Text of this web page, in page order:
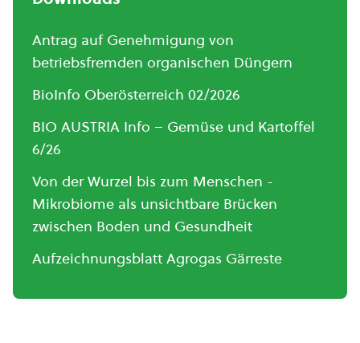
Antrag auf Genehmigung von
betriebsfremden organischen Düngern
BioInfo Oberösterreich 02/2026
BIO AUSTRIA Info – Gemüse und Kartoffel
6/26
Von der Wurzel bis zum Menschen -
Mikrobiome als unsichtbare Brücken
zwischen Boden und Gesundheit
Aufzeichnungsblatt Agrogas Gärreste